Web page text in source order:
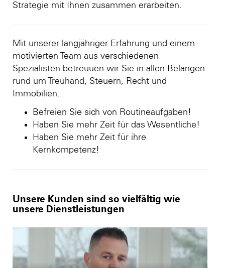
Strategie mit Ihnen zusammen erarbeiten.
Mit unserer langjähriger Erfahrung und einem
motivierten Team aus verschiedenen
Spezialisten betreuuen wir Sie in allen Belangen
rund um Treuhand, Steuern, Recht und
Immobilien.
Befreien Sie sich von Routineaufgaben!
Haben Sie mehr Zeit für das Wesentliche!
Haben Sie mehr Zeit für ihre
Kernkompetenz!
Unsere Kunden sind so vielfältig wie
unsere Dienstleistungen